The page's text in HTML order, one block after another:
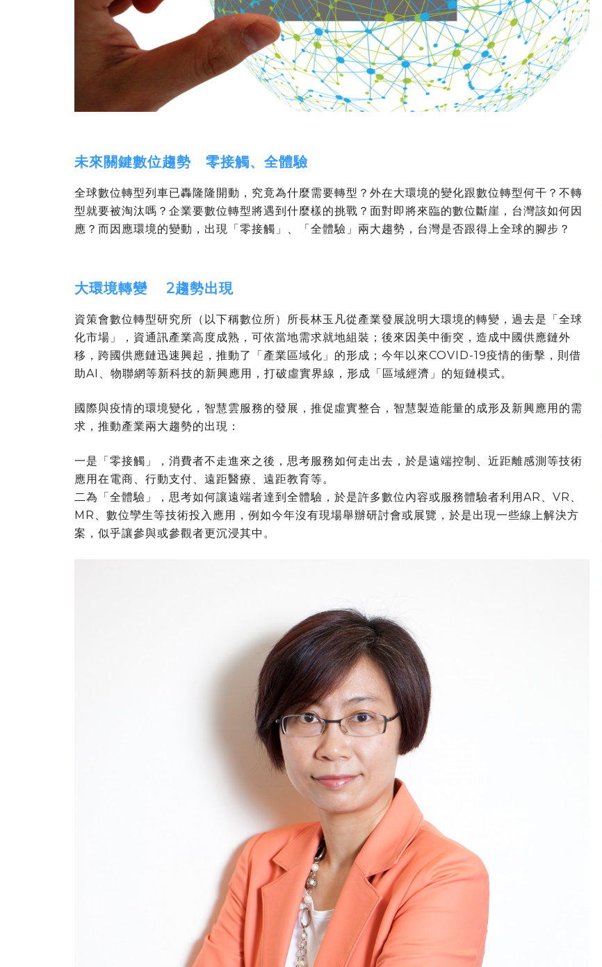
未來關鍵數位趨勢 零接觸、全體驗
全球數位轉型列車已轟隆隆開動，究竟為什麼需要轉型？外在大環境的變化跟數位轉型何干？不轉
型就要被淘汰嗎？企業要數位轉型將遇到什麼樣的挑戰？面對即將來臨的數位斷崖，台灣該如何因
應？而因應環境的變動，出現「零接觸」、「全體驗」兩大趨勢，台灣是否跟得上全球的腳步？
大環境轉變 2趨勢出現
資策會數位轉型研究所（以下稱數位所）所長林玉凡從產業發展說明大環境的轉變，過去是「全球
化市場」，資通訊產業高度成熟，可依當地需求就地組裝；後來因美中衝突，造成中國供應鏈外
移，跨國供應鏈迅速興起，推動了「產業區域化」的形成；今年以來COVID-19疫情的衝擊，則借
助AI、物聯網等新科技的新興應用，打破虛實界線，形成「區域經濟」的短鏈模式。
國際與疫情的環境變化，智慧雲服務的發展，推促虛實整合，智慧製造能量的成形及新興應用的需
求，推動產業兩大趨勢的出現：
一是「零接觸」，消費者不走進來之後，思考服務如何走出去，於是遠端控制、近距離感測等技術
應用在電商、行動支付、遠距醫療、遠距教育等。
二為「全體驗」，思考如何讓遠端者達到全體驗，於是許多數位內容或服務體驗者利用AR、VR、
MR、數位孿生等技術投入應用，例如今年沒有現場舉辦研討會或展覽，於是出現一些線上解決方
案，似乎讓參與或參觀者更沉浸其中。